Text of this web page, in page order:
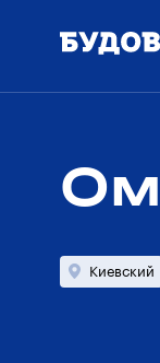
Киевский